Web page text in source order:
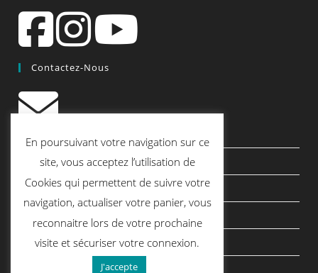
Contactez-Nous
contact@quiscrap.fr
Les Fiches Techniques et les Tutos
Le Blog
Mentions légales
Politique de confidentialité
En poursuivant votre navigation sur ce
site, vous acceptez l’utilisation de
Cookies qui permettent de suivre votre
navigation, actualiser votre panier, vous
reconnaitre lors de votre prochaine
visite et sécuriser votre connexion.
J'accepte